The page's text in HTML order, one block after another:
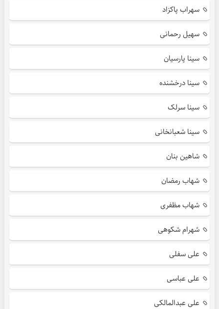
سهراب پاکزاد
سهیل رحمانی
سینا پارسیان
سینا درخشنده
سینا سرلک
سینا شعبانخانی
شاهین بنان
شهاب رمضان
شهاب مظفری
شهرام شکوهی
علی سفلی
علی عباسی
علی عبدالمالکی